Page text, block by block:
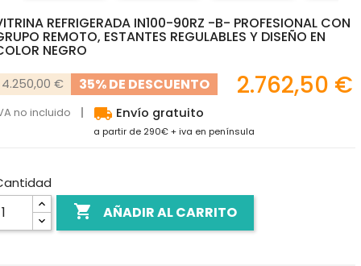
REFRIGERADA IN100-90RZ -B- PROFESIONAL CON
REMOTO, ESTANTES REGULABLES Y DISEÑO EN
NEGRO
4.250,00 € 35% DE DESCUENTO 2.762,50 €
no incluido local_shipping Envío gratuito
a partir de 290€ + iva en península
 AÑADIR AL CARRITO